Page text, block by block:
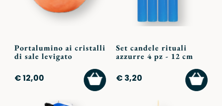
Portalumino ai cristalli
di sale levigato
€ 12,00
AGGIUNGI
AL
CARRELLO
Set candele rituali
azzurre 4 pz - 12 cm
€ 3,20
AL